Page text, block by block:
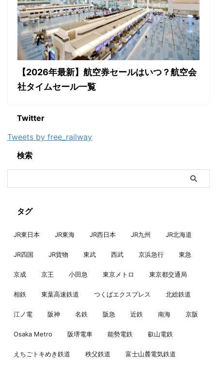
【2026年最新】航空券セールはいつ？航空会
社タイムセール一覧
Twitter
Tweets by free_railway
検索
タグ
JR東日本 JR東海 JR西日本 JR九州 JR北海道
JR四国 JR貨物 東武 西武 京浜急行 東急
京成 京王 小田急 東京メトロ 東京都交通局
相鉄 東葉高速鉄道 つくばエクスプレス 北総鉄道
江ノ電 阪神 名鉄 阪急 近鉄 南海 京阪
Osaka Metro 阪堺電車 能勢電鉄 叡山電鉄
えちごトキめき鉄道 秩父鉄道 富士山麓電気鉄道